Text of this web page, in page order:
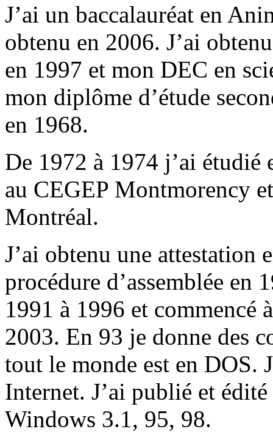
J’ai un baccalauréat en
obtenu en 2006. J’ai
en 1997 et mon DEC en
mon diplôme d’étude
en 1968.
De 1972 à 1974 j’ai étudié
au CEGEP Montmorency
Montréal.
J’ai obtenu une attestation
procédure d’assemblée en
1991 à 1996 et commencé
2003. En 93 je donne des
tout le monde est en DOS.
Internet. J’ai publié et
Windows 3.1, 95, 98.